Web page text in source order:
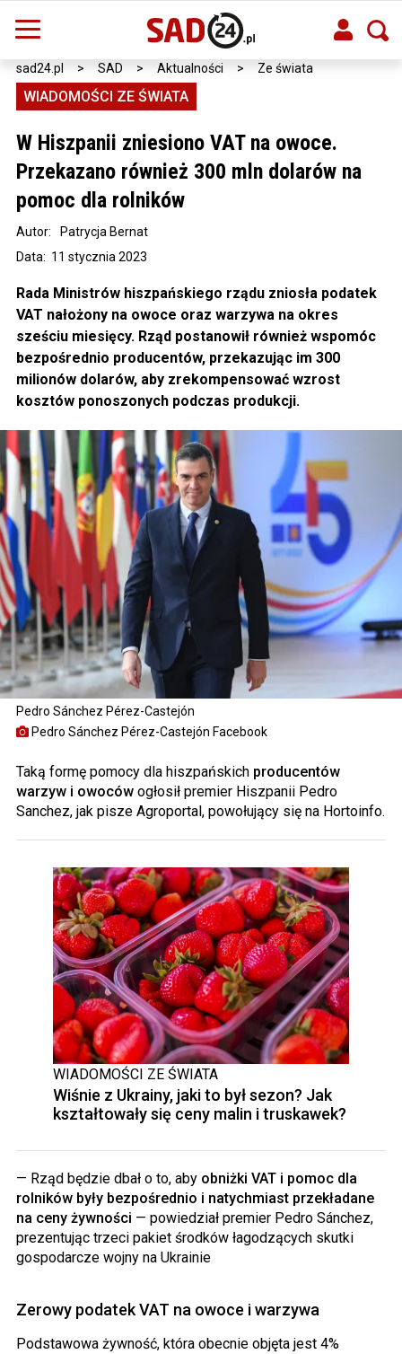
sad24.pl > SAD > Aktualności > Ze świata
Pedro Sánchez Pérez-Castejón
Pedro Sánchez Pérez-Castejón Facebook
WIADOMOŚCI ZE ŚWIATA
W Hiszpanii zniesiono VAT na owoce.
Przekazano również 300 mln dolarów na
pomoc dla rolników
Data: 11 stycznia 2023
Autor: Patrycja Bernat
Rada Ministrów hiszpańskiego rządu zniosła podatek
VAT nałożony na owoce oraz warzywa na okres
sześciu miesięcy. Rząd postanowił również wspomóc
bezpośrednio producentów, przekazując im 300
milionów dolarów, aby zrekompensować wzrost
kosztów ponoszonych podczas produkcji.
Taką formę pomocy dla hiszpańskich producentów
warzyw i owoców ogłosił premier Hiszpanii Pedro
Sanchez, jak pisze Agroportal, powołujący się na Hortoinfo.
WIADOMOŚCI ZE ŚWIATA
Wiśnie z Ukrainy, jaki to był sezon? Jak
kształtowały się ceny malin i truskawek?
— Rząd będzie dbał o to, aby obniżki VAT i pomoc dla
rolników były bezpośrednio i natychmiast przekładane
na ceny żywności — powiedział premier Pedro Sánchez,
prezentując trzeci pakiet środków łagodzących skutki
gospodarcze wojny na Ukrainie
Zerowy podatek VAT na owoce i warzywa
Podstawowa żywność, która obecnie objęta jest 4%